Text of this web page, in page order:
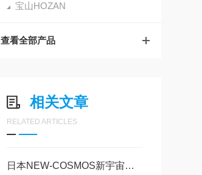
宝山HOZAN
查看全部产品
相关文章
RELATED ARTICLES
日本NEW-COSMOS新宇宙无线电转换器WC-7L-S是什么